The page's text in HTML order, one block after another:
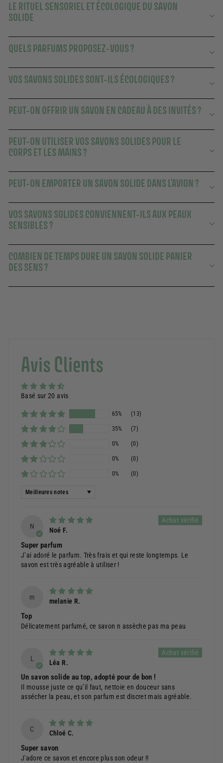
LE RITUEL SENSORIEL ET ÉCOLOGIQUE DU SAVON
SOLIDE
QUELS PARFUMS PROPOSEZ-VOUS ?
VOS SAVONS SOLIDES SONT-ILS ÉCOLOGIQUES ?
PEUT-ON OFFRIR UN SAVON EN CADEAU À DES INVITÉS ?
PEUT-ON UTILISER VOS SAVONS SOLIDES POUR LE
CORPS ET LES MAINS ?
PEUT-ON EMPORTER UN SAVON SOLIDE DANS L’AVION ?
VOS SAVONS SOLIDES CONVIENNENT-ILS AUX PEAUX
SENSIBLES ?
COMBIEN DE TEMPS DURE UN SAVON SOLIDE PANIER
DES SENS ?
Avis Clients
Basé sur 20 avis
65% (13)
35% (7)
0% (0)
0% (0)
0% (0)
Sort by
N
Noé F.
Super parfum
J’ai adoré le parfum. Très frais et qui reste longtemps. Le
savon est très agréable à utiliser !
m
melanie R.
Top
Délicatement parfumé, ce savon n assèche pas ma peau
L
Léa R.
Un savon solide au top, adopté pour de bon !
Il mousse juste ce qu’il faut, nettoie en douceur sans
assécher la peau, et son parfum est discret mais agréable.
C
Chloé C.
Super savon
J'adore ce savon et encore plus son odeur !!